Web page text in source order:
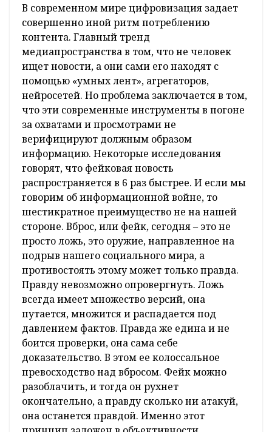
В современном мире цифровизация задает
совершенно иной ритм потреблению
контента. Главный тренд
медиапространства в том, что не человек
ищет новости, а они сами его находят с
помощью «умных лент», агрегаторов,
нейросетей. Но проблема заключается в том,
что эти современные инструменты в погоне
за охватами и просмотрами не
верифицируют должным образом
информацию. Некоторые исследования
говорят, что фейковая новость
распространяется в 6 раз быстрее. И если мы
говорим об информационной войне, то
шестикратное преимущество не на нашей
стороне. Вброс, или фейк, сегодня – это не
просто ложь, это оружие, направленное на
подрыв нашего социального мира, а
противостоять этому может только правда.
Правду невозможно опровергнуть. Ложь
всегда имеет множество версий, она
путается, множится и распадается под
давлением фактов. Правда же едина и не
боится проверки, она сама себе
доказательство. В этом ее колоссальное
превосходство над вбросом. Фейк можно
разоблачить, и тогда он рухнет
окончательно, а правду сколько ни атакуй,
она останется правдой. Именно этот